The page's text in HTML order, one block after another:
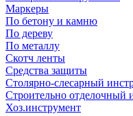
Маркеры
По бетону и камню
По дереву
По металлу
Скотч ленты
Средства защиты
Столярно-слесарный
Строительно отделочный
Хоз.инструмент